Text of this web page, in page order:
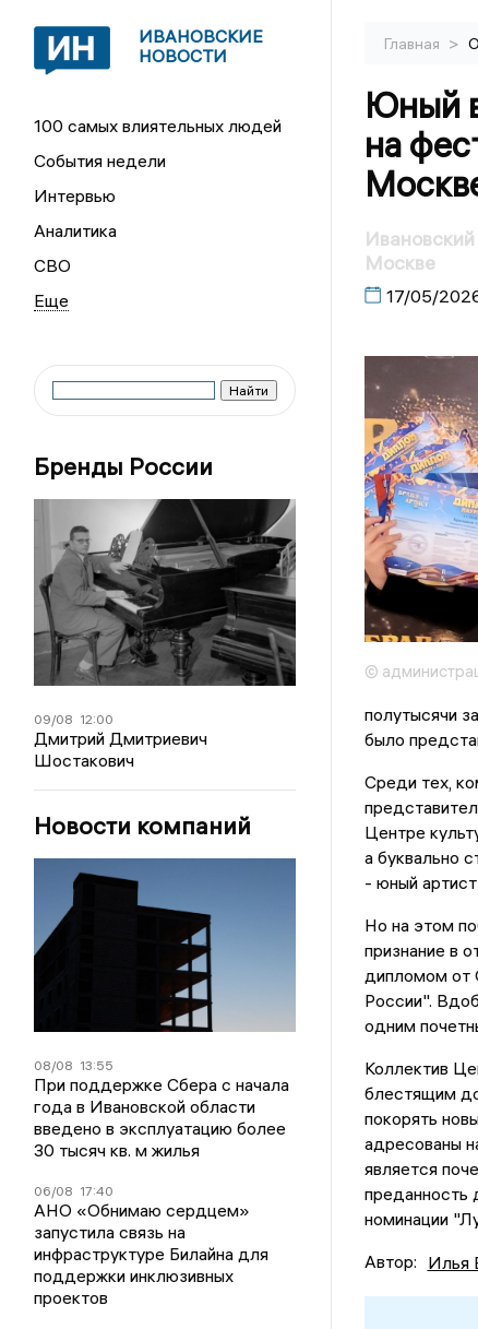
ИВАНОВСКИЕ
НОВОСТИ
100 самых влиятельных людей
События недели
Интервью
Аналитика
СВО
Бренды России
09/08 12:00
Дмитрий Дмитриевич
Шостакович
Новости компаний
08/08 13:55
При поддержке Сбера с начала
года в Ивановской области
введено в эксплуатацию более
30 тысяч кв. м жилья
06/08 17:40
АНО «Обнимаю сердцем»
запустила связь на
инфраструктуре Билайна для
поддержки инклюзивных
проектов
Главная >
Юный
на
Москве
17/05/
©
полутысячи
было
Среди тех,
Центре
а буквально
- юный
Но на этом
признание в
дипломом от
России".
одним
Коллектив
блестящим
покорять
адресованы
является
преданность
номинации
Автор: Илья